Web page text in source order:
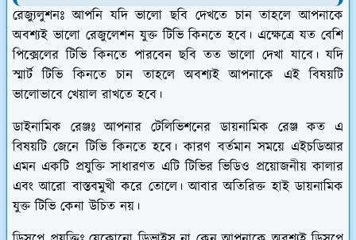
রেজ্যুলুশনঃ আপনি যদি ভালো ছবি দেখতে চান তাহলে আপনাকে
অবশ্যই ভালো রেজুলেশন যুক্ত টিভি কিনতে হবে। এক্ষেত্রে যত বেশি
পিক্সেলের টিভি কিনতে পারবেন ছবি তত ভালো দেখা যাবে। যদি
স্মার্ট টিভি কিনতে চান তাহলে অবশ্যই আপনাকে এই বিষয়টি
ভালোভাবে খেয়াল রাখতে হবে।
ডাইনামিক রেঞ্জঃআপনার টেলিভিশনের ডায়নামিক রেঞ্জ কত এ
বিষয়টি জেনে টিভি কিনতে হবে। কারণ বর্তমান সময়ে এইচডিআর
এমন একটি প্রযুক্তি সাধারণত এটি টিভির ভিডিও প্রয়োজনীয় কালার
এবং আরো বাস্তবমুখী করে তোলে। আবার অতিরিক্ত হাই ডায়নামিক
যুক্ত টিভি কেনা উচিত নয়।